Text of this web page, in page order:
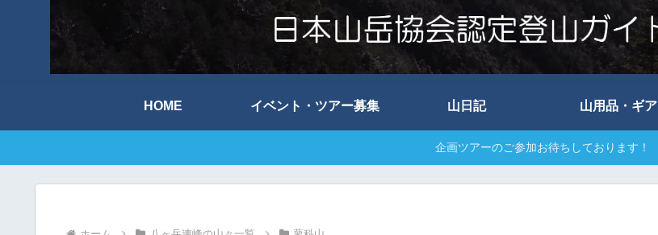
HOME イベント・ツアー募集 山日記 山用品・ギア
企画ツアーのご参加お待ちしております！